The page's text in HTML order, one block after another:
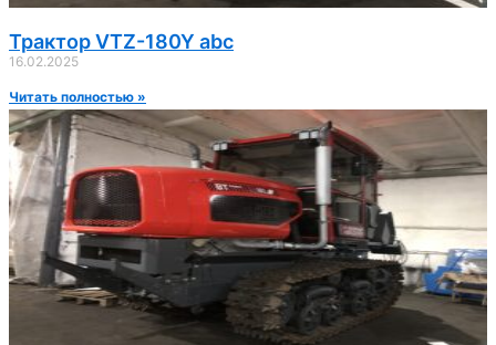
Трактор VTZ-180Y abc
16.02.2025
Читать полностью »